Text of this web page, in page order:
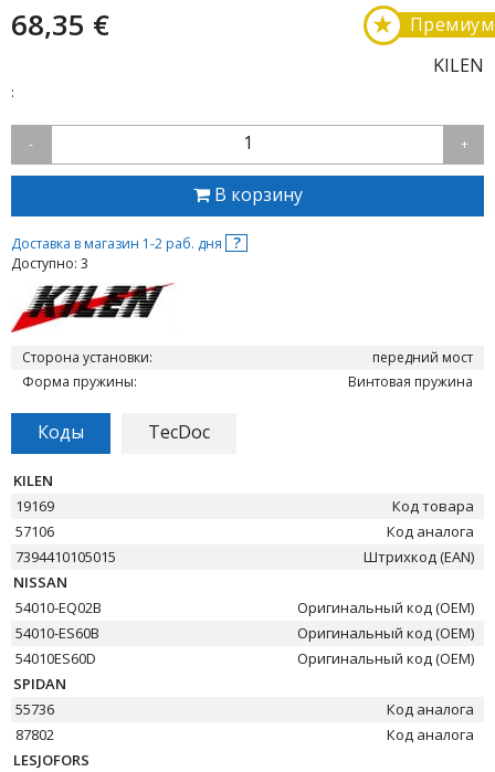
68,35 € Премиум
★
KILEN
:
- 1 +
В корзину
Доставка в магазин 1-2 раб. дня ?
Доступно: 3
Сторона установки:
передний мост
Форма пружины:
Винтовая пружина
Коды TecDoc
KILEN
19169
Код товара
57106
Код аналога
7394410105015
Штрихкод (EAN)
NISSAN
54010-EQ02B
Оригинальный код (OEM)
54010-ES60B
Оригинальный код (OEM)
54010ES60D
Оригинальный код (OEM)
SPIDAN
55736
Код аналога
87802
Код аналога
LESJOFORS